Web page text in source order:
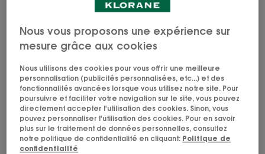
Nous vous proposons une expérience sur
mesure grâce aux cookies
Nous utilisons des cookies pour vous offrir une meilleure
personnalisation (publicités personnalisées, etc...) et des
fonctionnalités avancées lorsque vous utilisez notre site. Pour
poursuivre et faciliter votre navigation sur le site, vous pouvez
directement accepter l'utilisation des cookies. Sinon, vous
pouvez personnaliser l'utilisation des cookies. Pour en savoir
plus sur le traitement de données personnelles, consultez
notre politique de confidentialité en cliquant: Politique de
confidentialité